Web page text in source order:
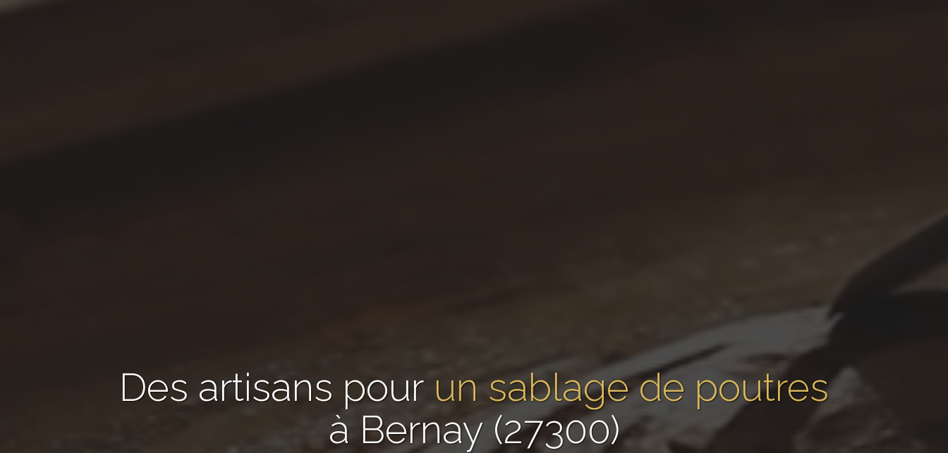
Des artisans pour un sablage de poutres
à Bernay (27300)